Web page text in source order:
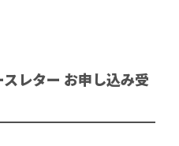
レター お申し込み受